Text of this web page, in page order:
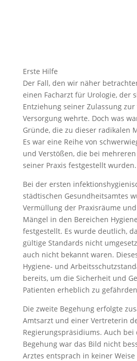
Erste Hilfe
Der Fall, den wir näher
einen Facharzt für Urologie, der
Entziehung seiner Zulassung
Versorgung wehrte. Doch was
Gründe, die zu dieser radikalen
Es war eine Reihe von
und Verstößen, die bei
seiner Praxis festgestellt wurden.
Bei der ersten
städtischen Gesundheitsamtes
Vermüllung der Praxisräume
Mängel in den Bereichen
festgestellt. Es wurde deutlich,
gültige Standards nicht
auch nicht bekannt waren.
Hygiene- und
bereits, um die Sicherheit und
Patienten erheblich zu
Die zweite Begehung erfolgte
Amtsarzt und einer Vertreterin
Regierungspräsidiums. Auch bei
Begehung war das Bild nicht
Arztes entsprach in keiner Weise